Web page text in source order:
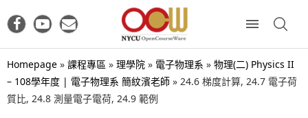
Homepage » 課程專區 » 理學院 » 電子物理系 » 物理(二) Physics II
– 108學年度 | 電子物理系 簡紋濱老師 » 24.6 梯度計算, 24.7 電子荷
質比, 24.8 測量電子電荷, 24.9 範例